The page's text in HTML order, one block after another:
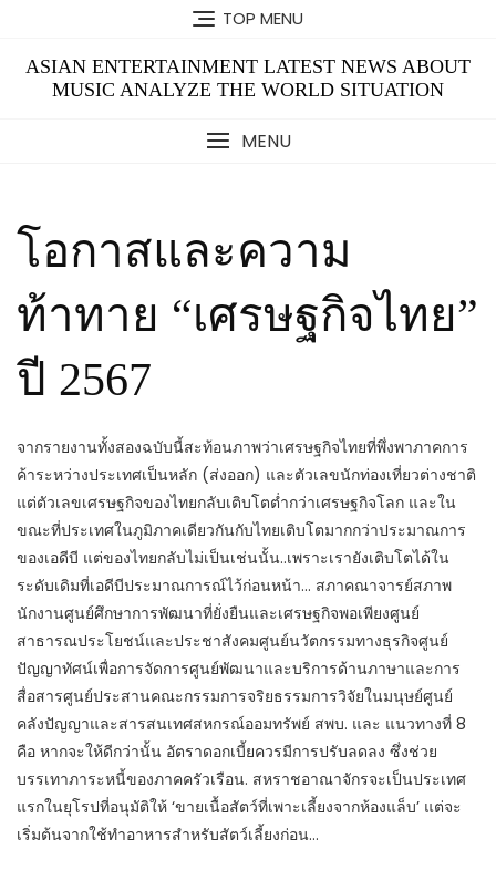
content
TOP MENU
ASIAN ENTERTAINMENT LATEST NEWS ABOUT
MUSIC ANALYZE THE WORLD SITUATION
MENU
โอกาสและความ
ท้าทาย “เศรษฐกิจไทย”
ปี 2567
จากรายงานทั้งสองฉบับนี้สะท้อนภาพว่าเศรษฐกิจไทยที่พึ่งพาภาคการ
ค้าระหว่างประเทศเป็นหลัก (ส่งออก) และตัวเลขนักท่องเที่ยวต่างชาติ
แต่ตัวเลขเศรษฐกิจของไทยกลับเติบโตต่ำกว่าเศรษฐกิจโลก และใน
ขณะที่ประเทศในภูมิภาคเดียวกันกับไทยเติบโตมากกว่าประมาณการ
ของเอดีบี แต่ของไทยกลับไม่เป็นเช่นนั้น..เพราะเรายังเติบโตได้ใน
ระดับเดิมที่เอดีบีประมาณการณ์ไว้ก่อนหน้า… สภาคณาจารย์สภาพ
นักงานศูนย์ศึกษาการพัฒนาที่ยั่งยืนและเศรษฐกิจพอเพียงศูนย์
สาธารณประโยชน์และประชาสังคมศูนย์นวัตกรรมทางธุรกิจศูนย์
ปัญญาทัศน์เพื่อการจัดการศูนย์พัฒนาและบริการด้านภาษาและการ
สื่อสารศูนย์ประสานคณะกรรมการจริยธรรมการวิจัยในมนุษย์ศูนย์
คลังปัญญาและสารสนเทศสหกรณ์ออมทรัพย์ สพบ. และ แนวทางที่ 8
คือ หากจะให้ดีกว่านั้น อัตราดอกเบี้ยควรมีการปรับลดลง ซึ่งช่วย
บรรเทาภาระหนี้ของภาคครัวเรือน. สหราชอาณาจักรจะเป็นประเทศ
แรกในยุโรปที่อนุมัติให้ ‘ขายเนื้อสัตว์ที่เพาะเลี้ยงจากห้องแล็บ’ แต่จะ
เริ่มต้นจากใช้ทำอาหารสำหรับสัตว์เลี้ยงก่อน…